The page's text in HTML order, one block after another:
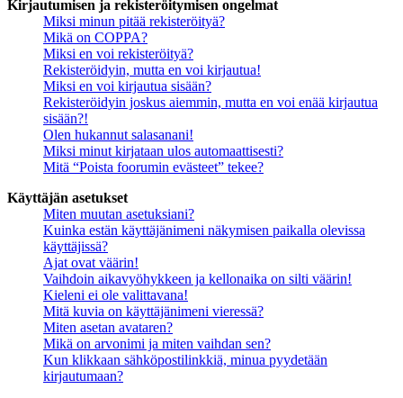
Kirjautumisen ja rekisteröitymisen ongelmat
Miksi minun pitää rekisteröityä?
Mikä on COPPA?
Miksi en voi rekisteröityä?
Rekisteröidyin, mutta en voi kirjautua!
Miksi en voi kirjautua sisään?
Rekisteröidyin joskus aiemmin, mutta en voi enää kirjautua
sisään?!
Olen hukannut salasanani!
Miksi minut kirjataan ulos automaattisesti?
Mitä “Poista foorumin evästeet” tekee?
Käyttäjän asetukset
Miten muutan asetuksiani?
Kuinka estän käyttäjänimeni näkymisen paikalla olevissa
käyttäjissä?
Ajat ovat väärin!
Vaihdoin aikavyöhykkeen ja kellonaika on silti väärin!
Kieleni ei ole valittavana!
Mitä kuvia on käyttäjänimeni vieressä?
Miten asetan avataren?
Mikä on arvonimi ja miten vaihdan sen?
Kun klikkaan sähköpostilinkkiä, minua pyydetään
kirjautumaan?